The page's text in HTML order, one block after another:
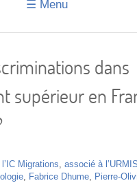
☰ Menu
Transition
IMT
dans
supérieur en
Migrations associé à l’URMIS
, Fabrice Dhume, Pierre-